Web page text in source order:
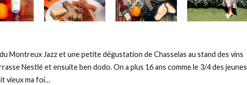
Montreux Jazz et une petite dégustation de Chasselas au stand des vins
Nestlé et ensuite ben dodo. On a plus 16 ans comme le 3/4 des jeunes
vieux ma foi…